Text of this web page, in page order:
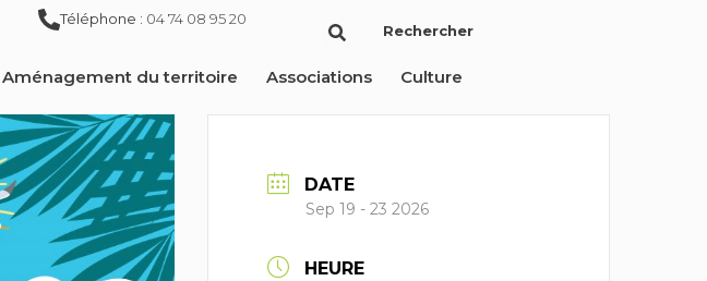
Téléphone : 04 74 08 95 20
Rechercher
Aménagement du territoire Associations Culture
DATE
Sep 19 - 23 2026
HEURE